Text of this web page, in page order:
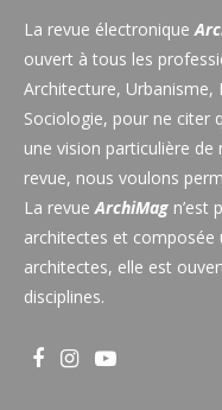
La revue électronique
ouvert à tous les
Architecture, Urbanisme,
Sociologie, pour ne citer
une vision particulière
revue, nous voulons
La revueArchiMag n’est
architectes et composée
architectes, elle est
disciplines.